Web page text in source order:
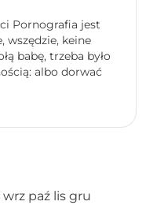
Pornografia jest
wszędzie, keine
babę, trzeba było
albo dorwać
wrz paź lis gru